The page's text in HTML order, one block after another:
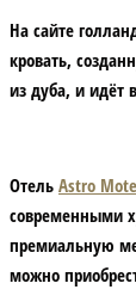
На сайте
кровать,
из дуба, и идёт
Отель Astro
современными
премиальную
можно